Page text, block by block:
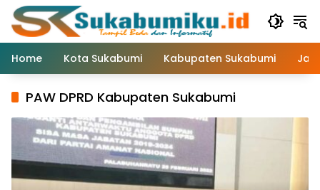
Langsung
konten
Home
Kota Sukabumi Kabupaten Sukabumi
PAW DPRD Kabupaten Sukabumi